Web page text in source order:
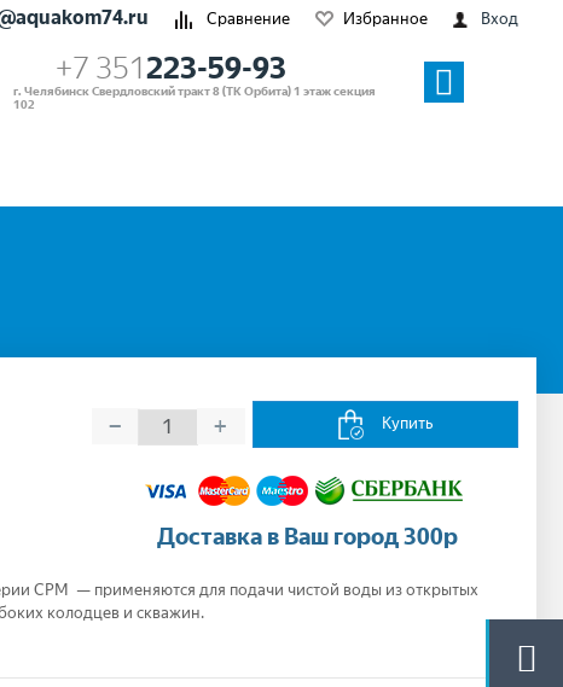
Сравнение Избранное Вход
+7 351223-59-93
г. Челябинск Свердловский тракт 8 (ТК Орбита) 1 этаж секция
102
− + Купить
Доставка в Ваш город 300р
CPM — применяются для подачи чистой воды из открытых
колодцев и скважин.